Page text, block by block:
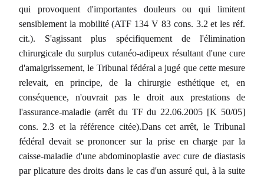
qui provoquent d'importantes douleurs ou qui limitent
sensiblement la mobilité (ATF 134 V 83 cons. 3.2 et les réf.
cit.). S'agissant plus spécifiquement de l'élimination
chirurgicale du surplus cutanéo-adipeux résultant d'une cure
d'amaigrissement, le Tribunal fédéral a jugé que cette mesure
relevait, en principe, de la chirurgie esthétique et, en
conséquence, n'ouvrait pas le droit aux prestations de
l'assurance-maladie (arrêt du TF du 22.06.2005 [K 50/05]
cons. 2.3 et la référence citée).Dans cet arrêt, le Tribunal
fédéral devait se prononcer sur la prise en charge par la
caisse-maladie d'une abdominoplastie avec cure de diastasis
par plicature des droits dans le cas d'un assuré qui, à la suite